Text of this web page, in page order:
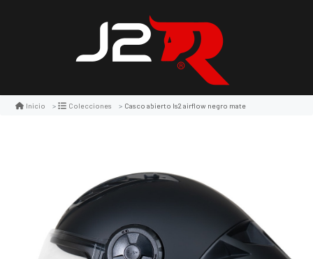
Inicio Colecciones Casco abierto ls2 airflow negro mate